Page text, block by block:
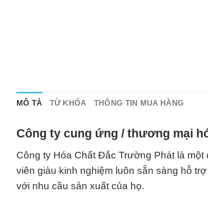
MÔ TẢ TỪ KHÓA THÔNG TIN MUA HÀNG
Công ty cung ứng / thương mại
Công ty Hóa Chất Đắc Trường Phát là
viên giàu kinh nghiệm luôn sẵn sàng hỗ
với nhu cầu sản xuất của họ.